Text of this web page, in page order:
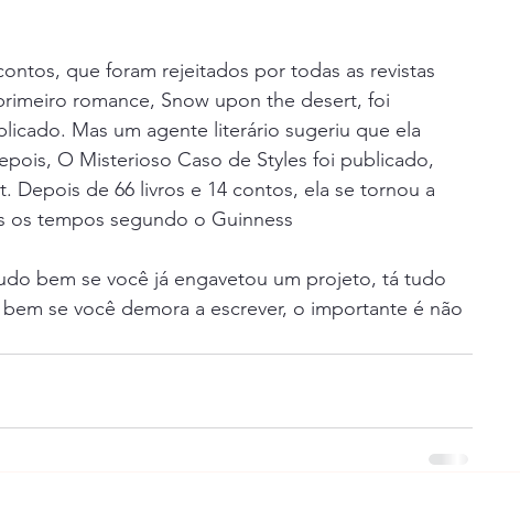
que foram rejeitados por todas as revistas
romance, Snow upon the desert, foi
Mas um agente literário sugeriu que ela
O Misterioso Caso de Styles foi publicado,
Depois de 66 livros e 14 contos, ela se tornou a
os tempos segundo o Guinness
bem se você já engavetou um projeto, tá tudo
se você demora a escrever, o importante é não